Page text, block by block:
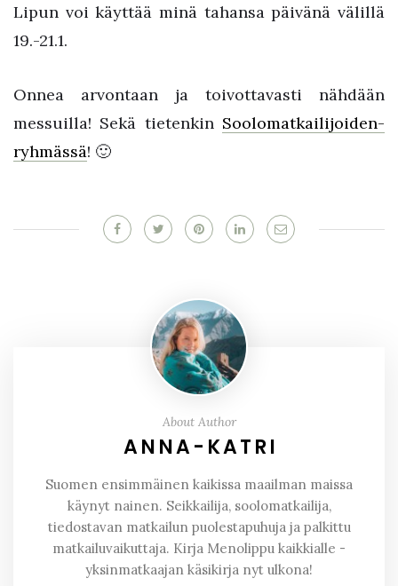
Lipun voi käyttää minä tahansa päivänä välillä
19.-21.1.
Onnea arvontaan ja toivottavasti nähdään
messuilla! Sekä tietenkin Soolomatkailijoiden-
ryhmässä! 🙂
About Author
ANNA-KATRI
Suomen ensimmäinen kaikissa maailman maissa
käynyt nainen. Seikkailija, soolomatkailija,
tiedostavan matkailun puolestapuhuja ja palkittu
matkailuvaikuttaja. Kirja Menolippu kaikkialle -
yksinmatkaajan käsikirja nyt ulkona!